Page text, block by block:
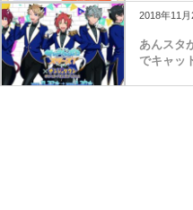
2018年11月
あんスタ
でキャッ